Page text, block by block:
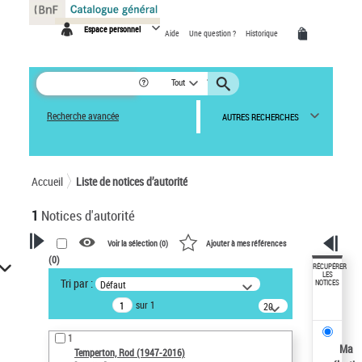
Espace personnel Aide Une question ? Historique
Tout
Recherche avancée AUTRES RECHERCHES
Accueil Liste de notices d’autorité
1 Notices d'autorité
VOTRE RECHERCHE
Recherche avancée dans les
notices d’autorité
Œuvres liées à l'auteur :
Temperton, Rod (1947-2016)
Voir la sélection (0) Ajouter à mes références
(0)
Tri par : Défaut
sur 1
20
résultats/page
1
Temperton, Rod (1947-2016)
RÉCUPÉRER
LES
NOTICES
Ma
Panneau de gestion des cookies